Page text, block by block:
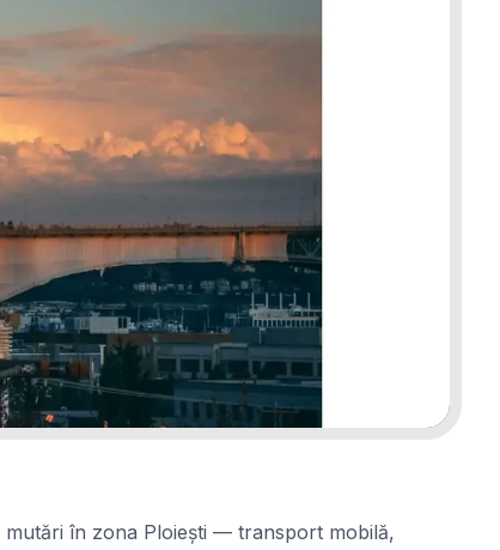
în zona Ploiești — transport mobilă,